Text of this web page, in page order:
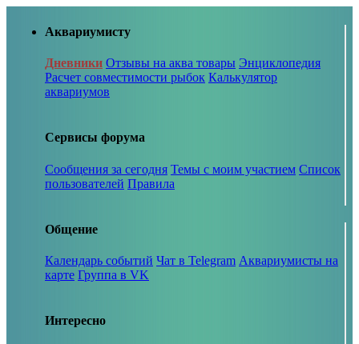
Аквариумисту
Дневники Отзывы на аква товары Энциклопедия
Расчет совместимости рыбок Калькулятор
аквариумов
Сервисы форума
Сообщения за сегодня Темы с моим участием Список
пользователей Правила
Общение
Календарь событий Чат в Telegram Аквариумисты на
карте Группа в VK
Интересно